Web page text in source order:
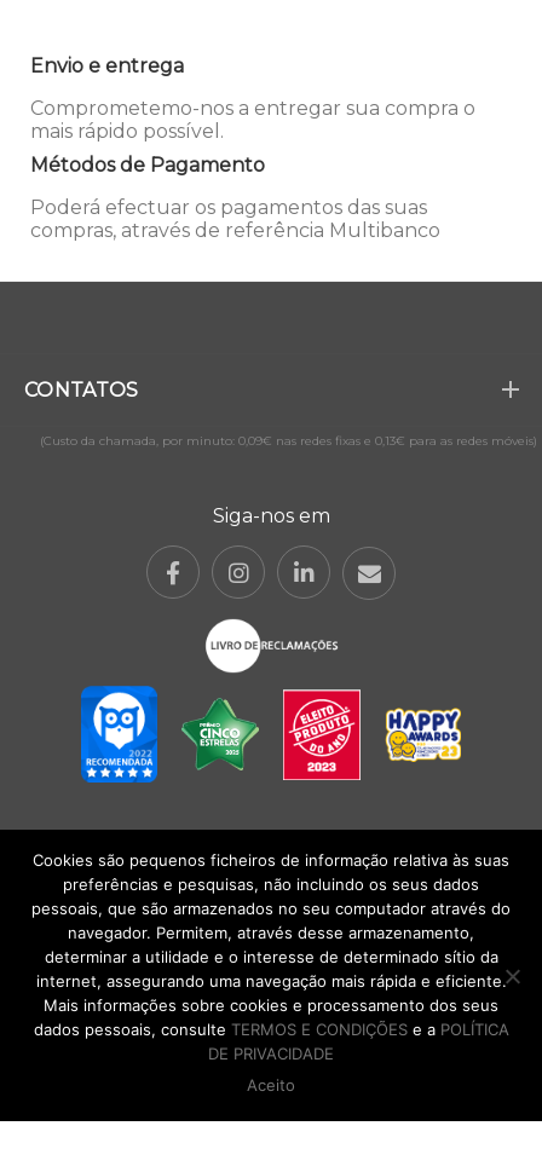
Envio e entrega
Comprometemo-nos a entregar sua compra o
mais rápido possível.
Métodos de Pagamento
Poderá efectuar os pagamentos das suas
compras, através de referência Multibanco
CONTATOS
(Custo da chamada, por minuto: 0,09€ nas redes fixas e 0,13€ para as redes móveis)
Siga-nos em
POLÍTICA DE PRIVACIDADE|TERMOS E CONDIÇÕESlCONDIÇÕES
GERAIS DE VENDA| Alberto Oculista, SA 2026. Todos os direitos reservados.
DE VOLTA AO TOPO
Cookies são pequenos ficheiros de informação relativa às suas
preferências e pesquisas, não incluindo os seus dados
pessoais, que são armazenados no seu computador através do
navegador. Permitem, através desse armazenamento,
determinar a utilidade e o interesse de determinado sítio da
internet, assegurando uma navegação mais rápida e eficiente.
Mais informações sobre cookies e processamento dos seus
dados pessoais, consulte TERMOS E CONDIÇÕESe a POLÍTICA
DE PRIVACIDADE
Aceito